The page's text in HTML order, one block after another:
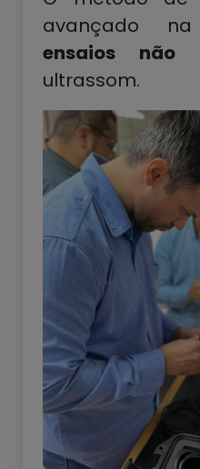
avançado
ensaios não
ultrassom.